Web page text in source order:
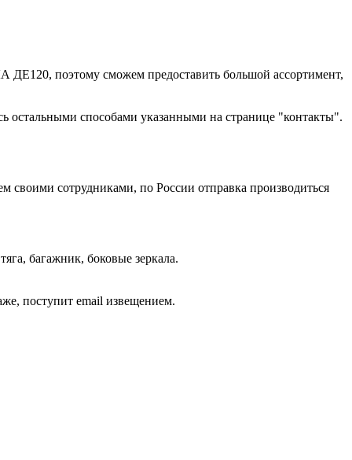
поэтому сможем предоставить большой ассортимент,
остальными способами указанными на странице "контакты".
своими сотрудниками, по России отправка производиться
багажник, боковые зеркала.
поступит email извещением.